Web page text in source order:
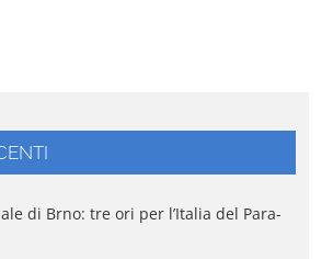
di Brno: tre ori per l’Italia del Para-